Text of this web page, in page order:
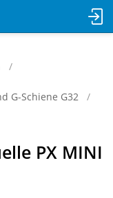
G-Schiene G32
PX MINI